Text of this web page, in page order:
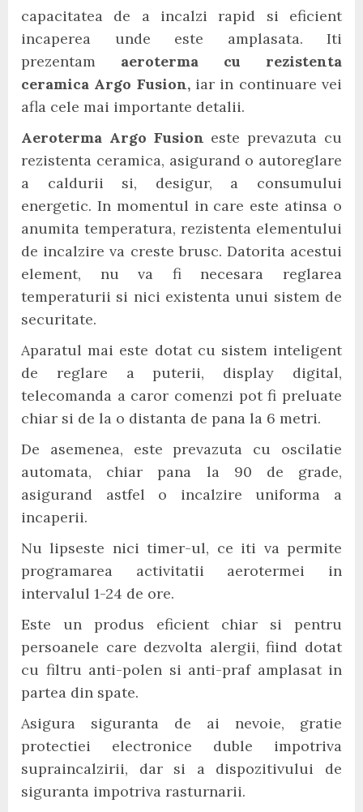
capacitatea de a incalzi rapid si eficient
incaperea unde este amplasata. Iti
prezentam aeroterma cu rezistenta
ceramica Argo Fusion, iar in continuare vei
afla cele mai importante detalii.
Aeroterma Argo Fusion este prevazuta cu
rezistenta ceramica, asigurand o autoreglare
a caldurii si, desigur, a consumului
energetic. In momentul in care este atinsa o
anumita temperatura, rezistenta elementului
de incalzire va creste brusc. Datorita acestui
element, nu va fi necesara reglarea
temperaturii si nici existenta unui sistem de
securitate.
Aparatul mai este dotat cu sistem inteligent
de reglare a puterii, display digital,
telecomanda a caror comenzi pot fi preluate
chiar si de la o distanta de pana la 6 metri.
De asemenea, este prevazuta cu oscilatie
automata, chiar pana la 90 de grade,
asigurand astfel o incalzire uniforma a
incaperii.
Nu lipseste nici timer-ul, ce iti va permite
programarea activitatii aerotermei in
intervalul 1-24 de ore.
Este un produs eficient chiar si pentru
persoanele care dezvolta alergii, fiind dotat
cu filtru anti-polen si anti-praf amplasat in
partea din spate.
Asigura siguranta de ai nevoie, gratie
protectiei electronice duble impotriva
supraincalzirii, dar si a dispozitivului de
siguranta impotriva rasturnarii.